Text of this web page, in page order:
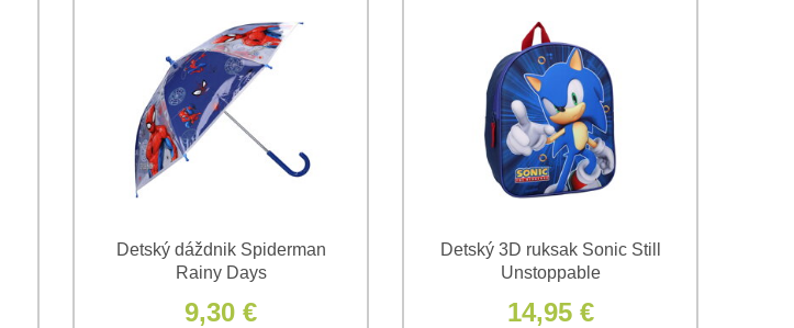
Detský dáždnik Spiderman
Rainy Days
9,30 €
Detský 3D ruksak Sonic Still
Unstoppable
14,95 €